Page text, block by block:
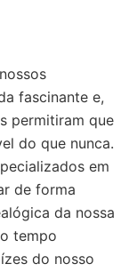
fascinante e,
permitiram que
do que nunca.
em
de forma
da nossa
tempo
do nosso